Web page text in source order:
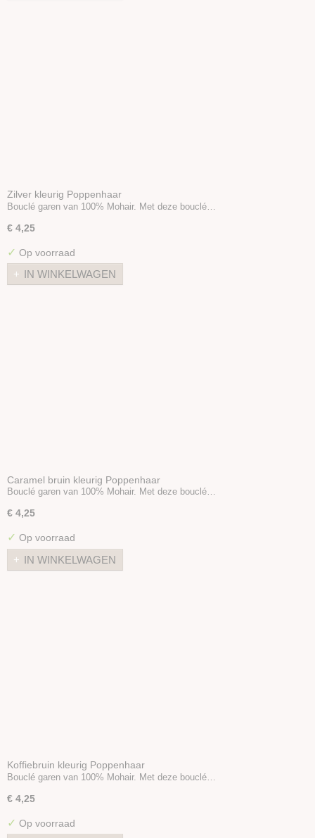
Zilver kleurig Poppenhaar
Bouclé garen van 100% Mohair. Met deze bouclé…
€ 4,25
✓ Op voorraad
IN WINKELWAGEN
Caramel bruin kleurig Poppenhaar
Bouclé garen van 100% Mohair. Met deze bouclé…
€ 4,25
✓ Op voorraad
IN WINKELWAGEN
Koffiebruin kleurig Poppenhaar
Bouclé garen van 100% Mohair. Met deze bouclé…
€ 4,25
✓ Op voorraad